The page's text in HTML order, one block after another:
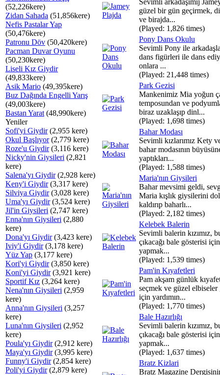
(52,226kere)
Zidan Sahada (51,856kere)
Nefis Pastalar Yap
(50,476kere)
Patronu Döv (50,420kere)
Pacman Duvar Oyunu
(50,230kere)
Liseli Kız Giydir
(49,833kere)
Asik Mario (49,395kere)
Buz Dağında Engelli Yarış
(49,003kere)
Bastan Yarat (48,990kere)
Yeniler
Sofi'yi Giydir(2,955 kere)
Okul Başlıyor(2,779 kere)
Roze'u Giydir(3,116 kere)
Nicky'nin Giysileri (2,821
kere)
Salena'yı Giydir(2,928 kere)
Keny'i Giydir(3,317 kere)
Silviya Giydir(3,028 kere)
Uma'yı Giydir(3,524 kere)
Jil'in Giysileri (2,747 kere)
Enna'nın Giysileri (2,880
kere)
Dona'yı Giydir(3,423 kere)
Iviy'i Giydir(3,178 kere)
Yüz Yap (3,177 kere)
Kori'yi Giydir(3,850 kere)
Koni'yi Giydir(3,921 kere)
Sportif Kız (3,264 kere)
Nena'nın Giysileri (2,959
kere)
Anna'nın Giysileri (3,257
kere)
Luna'nın Giysileri (2,952
kere)
Poula'yı Giydir(2,912 kere)
Maya'yı Giydir(3,995 kere)
Funny'i Giydir(2,854 kere)
Poli'yi Giydir(2,879 kere)
Sevimli arkadaşımıj
güzel bir gün geçirmek,
ve birajda...
(Played: 1,826 times)
Pony Dans Okulu
Sevimli Pony ile
dans figürleri ile dans
onlara ...
(Played: 21,448 times)
Park Gezisi
Mankenimiz Mia yoğun
temposundan ve
biraz uzaklaşıp dinl...
(Played: 1,698 times)
Bahar Modası
Sevimli kızlarımız Kety
bahar modasının
yaptıkları...
(Played: 1,588 times)
Maria'nın Giysileri
Bahar mevsimi geldi,
Maria kışlık giysilerini
kaldırıp baharlı...
(Played: 2,182 times)
Kelebek Balerin
Sevimli balerin kızımız,
çıkacağı bale gösterisi
yapmak...
(Played: 1,539 times)
Pam'in Kıyafetleri
Pam akşam günlük
seçmek ve güzel
için yardımın...
(Played: 1,770 times)
Bale Hazırlığı
Sevimli balerin kızımız,
çıkacağı bale gösterisi
yapmak...
(Played: 1,637 times)
Bratz Kizlari
Bratz Magazine